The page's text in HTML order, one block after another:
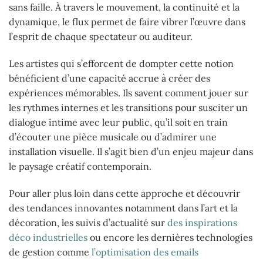
sans faille. À travers le mouvement, la continuité et la
dynamique, le flux permet de faire vibrer l’œuvre dans
l’esprit de chaque spectateur ou auditeur.
Les artistes qui s’efforcent de dompter cette notion
bénéficient d’une capacité accrue à créer des
expériences mémorables. Ils savent comment jouer sur
les rythmes internes et les transitions pour susciter un
dialogue intime avec leur public, qu’il soit en train
d’écouter une pièce musicale ou d’admirer une
installation visuelle. Il s’agit bien d’un enjeu majeur dans
le paysage créatif contemporain.
Pour aller plus loin dans cette approche et découvrir
des tendances innovantes notamment dans l’art et la
décoration, les suivis d’actualité sur des inspirations
déco industrielles ou encore les dernières technologies
de gestion comme l’optimisation des emails